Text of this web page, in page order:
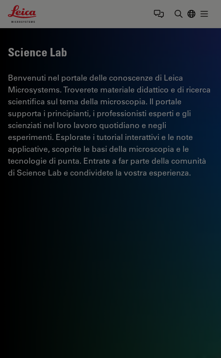
Leica Microsystems Logo
Science Lab
Benvenuti nel portale delle conoscenze di Leica
Microsystems. Troverete materiale didattico e di ricerca
scientifica sul tema della microscopia. Il portale
supporta i principianti, i professionisti esperti e gli
scienziati nel loro lavoro quotidiano e negli
esperimenti. Esplorate i tutorial interattivi e le note
applicative, scoprite le basi della microscopia e le
tecnologie di punta. Entrate a far parte della comunità
di Science Lab e condividete la vostra esperienza.